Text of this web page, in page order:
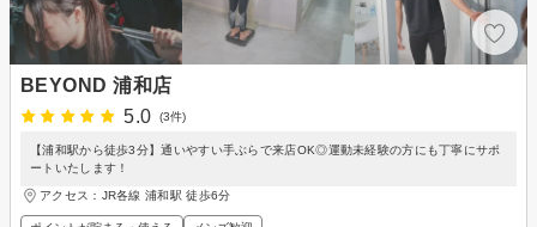
BEYOND 浦和店
5.0
(3件)
【浦和駅から徒歩3分】通いやすい手ぶらで来店OK◎運動未経験の方にも丁寧にサポ
ートいたします！
アクセス：JR各線 浦和駅 徒歩6分